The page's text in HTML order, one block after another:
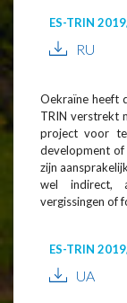
ES-TRIN
RU
Oekraïne heeft
TRIN verstrekt
project voor
development of
zijn
wel indirect,
vergissingen of
ES-TRIN
UA